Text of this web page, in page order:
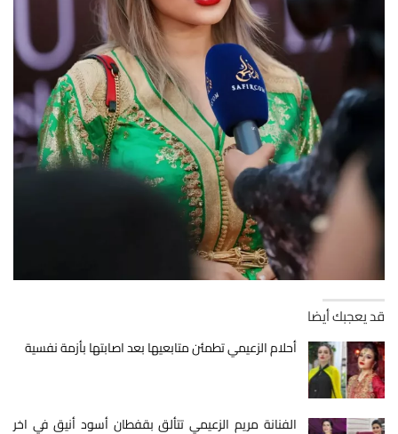
قد يعجبك أيضا
أحلام الزعيمي تطمئن متابعيها بعد اصابتها بأزمة نفسية
الفنانة مريم الزعيمي تتألق بقفطان أسود أنيق في اخر